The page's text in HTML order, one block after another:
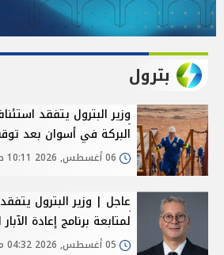
بترول
وزير البترول يتفقد
البركة في أسوان بعد توقف
عاجل | وزير البترول
لمتابعة برنامج إعادة الآبار